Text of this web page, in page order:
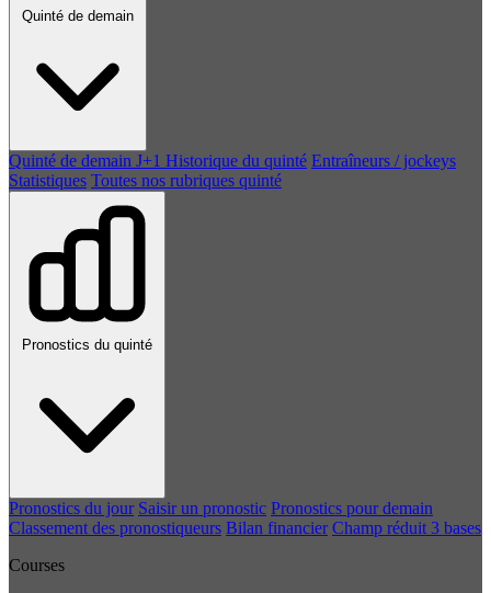
Quinté de demain
Quinté de demain J+1 Historique du quinté Entraîneurs / jockeys
Statistiques Toutes nos rubriques quinté
Pronostics du quinté
Pronostics du jour Saisir un pronostic Pronostics pour demain
Classement des pronostiqueurs Bilan financier Champ réduit 3 bases
Courses